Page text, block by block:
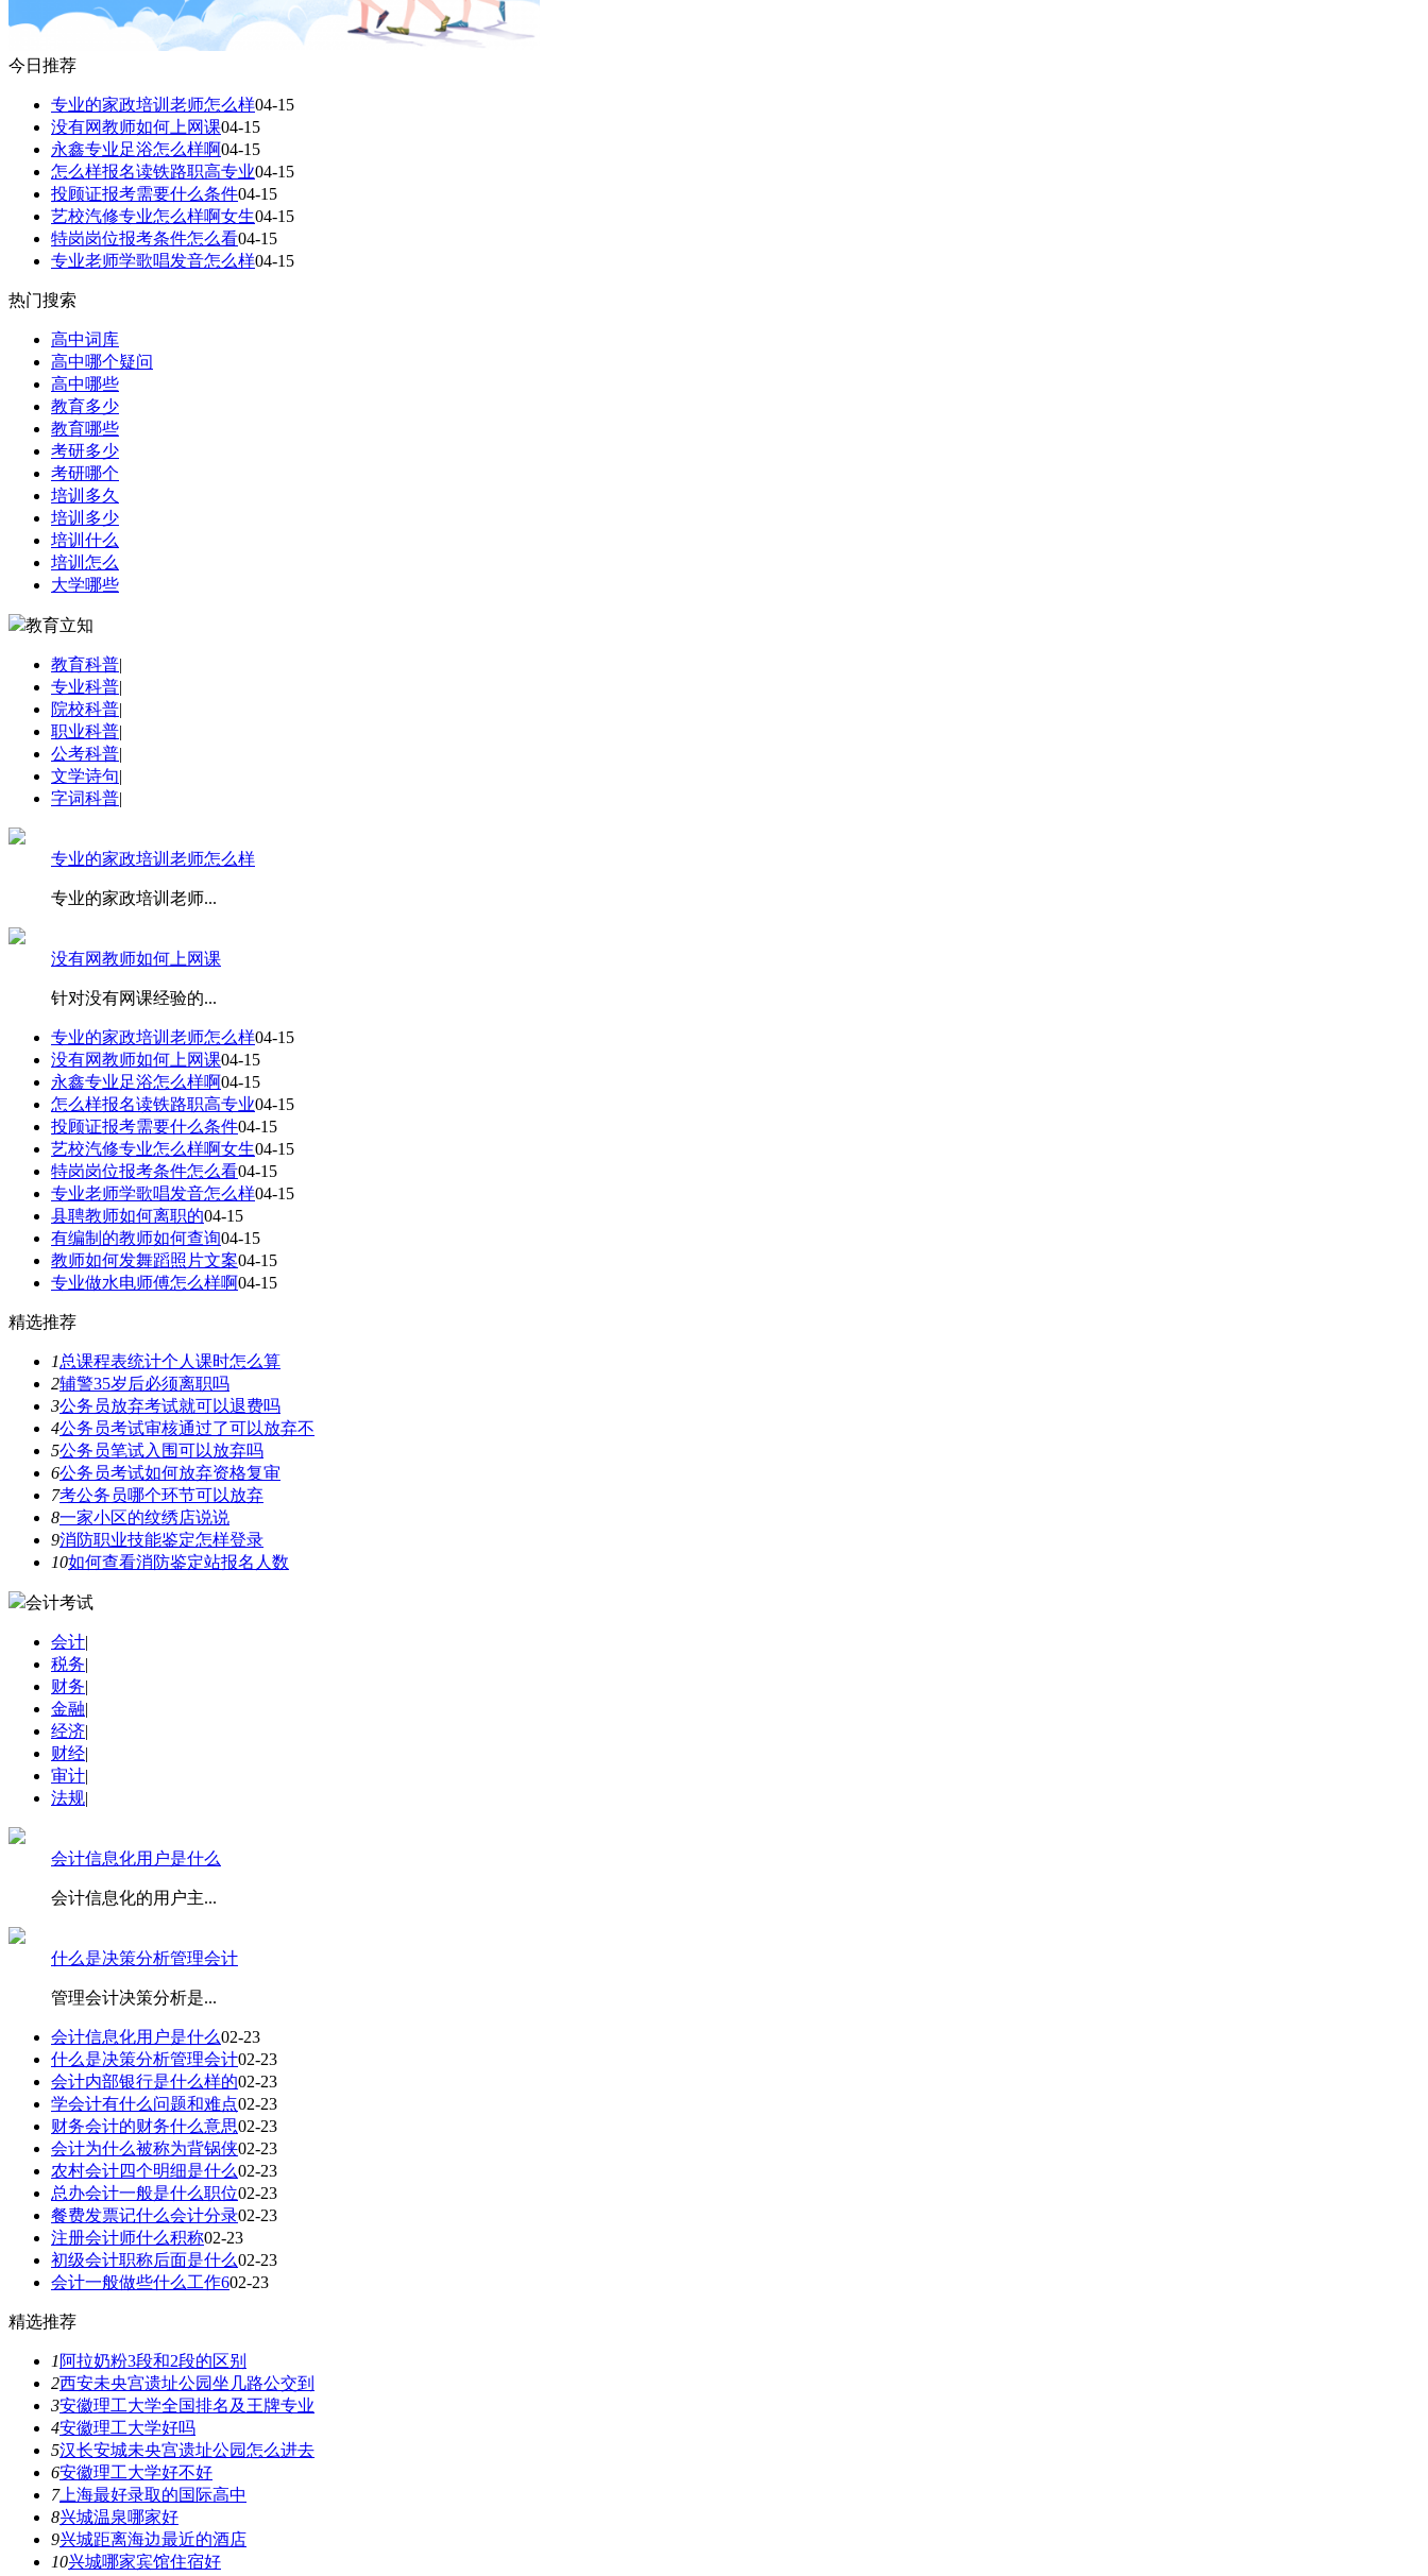
今日推荐
专业的家政培训老师怎么样04-15
没有网教师如何上网课04-15
永鑫专业足浴怎么样啊04-15
怎么样报名读铁路职高专业04-15
投顾证报考需要什么条件04-15
艺校汽修专业怎么样啊女生04-15
特岗岗位报考条件怎么看04-15
专业老师学歌唱发音怎么样04-15
热门搜索
高中词库
高中哪个疑问
高中哪些
教育多少
教育哪些
考研多少
考研哪个
培训多久
培训多少
培训什么
培训怎么
大学哪些
教育立知
教育科普|
专业科普|
院校科普|
职业科普|
公考科普|
文学诗句|
字词科普|
专业的家政培训老师怎么样
专业的家政培训老师...
没有网教师如何上网课
针对没有网课经验的...
专业的家政培训老师怎么样04-15
没有网教师如何上网课04-15
永鑫专业足浴怎么样啊04-15
怎么样报名读铁路职高专业04-15
投顾证报考需要什么条件04-15
艺校汽修专业怎么样啊女生04-15
特岗岗位报考条件怎么看04-15
专业老师学歌唱发音怎么样04-15
县聘教师如何离职的04-15
有编制的教师如何查询04-15
教师如何发舞蹈照片文案04-15
专业做水电师傅怎么样啊04-15
精选推荐
1总课程表统计个人课时怎么算
2辅警35岁后必须离职吗
3公务员放弃考试就可以退费吗
4公务员考试审核通过了可以放弃不
5公务员笔试入围可以放弃吗
6公务员考试如何放弃资格复审
7考公务员哪个环节可以放弃
8一家小区的纹绣店说说
9消防职业技能鉴定怎样登录
10如何查看消防鉴定站报名人数
会计考试
会计|
税务|
财务|
金融|
经济|
财经|
审计|
法规|
会计信息化用户是什么
会计信息化的用户主...
什么是决策分析管理会计
管理会计决策分析是...
会计信息化用户是什么02-23
什么是决策分析管理会计02-23
会计内部银行是什么样的02-23
学会计有什么问题和难点02-23
财务会计的财务什么意思02-23
会计为什么被称为背锅侠02-23
农村会计四个明细是什么02-23
总办会计一般是什么职位02-23
餐费发票记什么会计分录02-23
注册会计师什么积称02-23
初级会计职称后面是什么02-23
会计一般做些什么工作602-23
精选推荐
1 阿拉奶粉3段和2段的区别
2西安未央宫遗址公园坐几路公交到
3安徽理工大学全国排名及王牌专业
4安徽理工大学好吗
5汉长安城未央宫遗址公园怎么进去
6安徽理工大学好不好
7上海最好录取的国际高中
8兴城温泉哪家好
9兴城距离海边最近的酒店
10兴城哪家宾馆住宿好